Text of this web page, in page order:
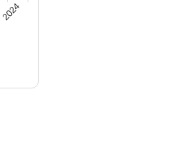
2024